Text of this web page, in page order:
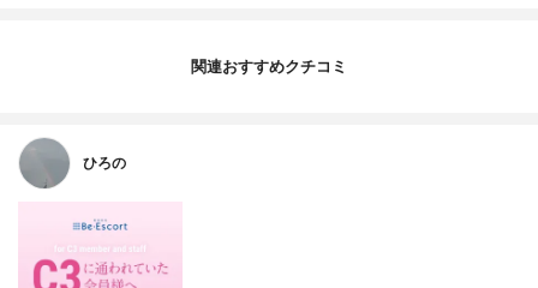
関連おすすめクチコミ
ひろの